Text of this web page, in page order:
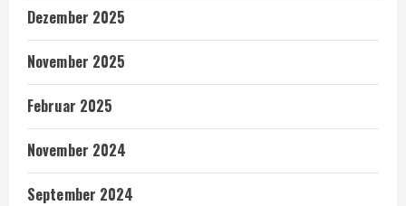
Dezember 2025
November 2025
Februar 2025
November 2024
September 2024